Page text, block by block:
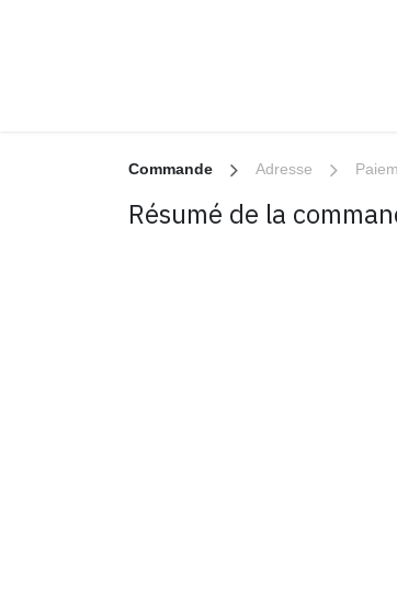
Commande Adresse
Résumé de la